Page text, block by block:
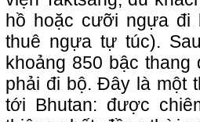
hồ hoặc cưỡi ngựa đi
thuê ngựa tự túc).
khoảng 850 bậc
phải đi bộ. Đây là một
tới Bhutan: được